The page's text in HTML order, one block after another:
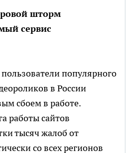
шторм
сервис
популярного
в России
сбоем в работе.
работы сайтов
тысяч жалоб от
со всех регионов